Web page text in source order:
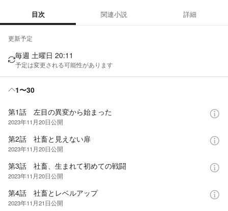
目次 関連小説 詳細
更新予定
毎週 土曜日 20:11
予定は変更される可能性があります
1〜30
第1話 左目の異変から始まった
2023年11月20日公開
第2話 社畜と見えない扉
2023年11月20日公開
第3話 社畜、生まれて初めての戦闘
2023年11月20日公開
第4話 社畜とレベルアップ
2023年11月21日公開